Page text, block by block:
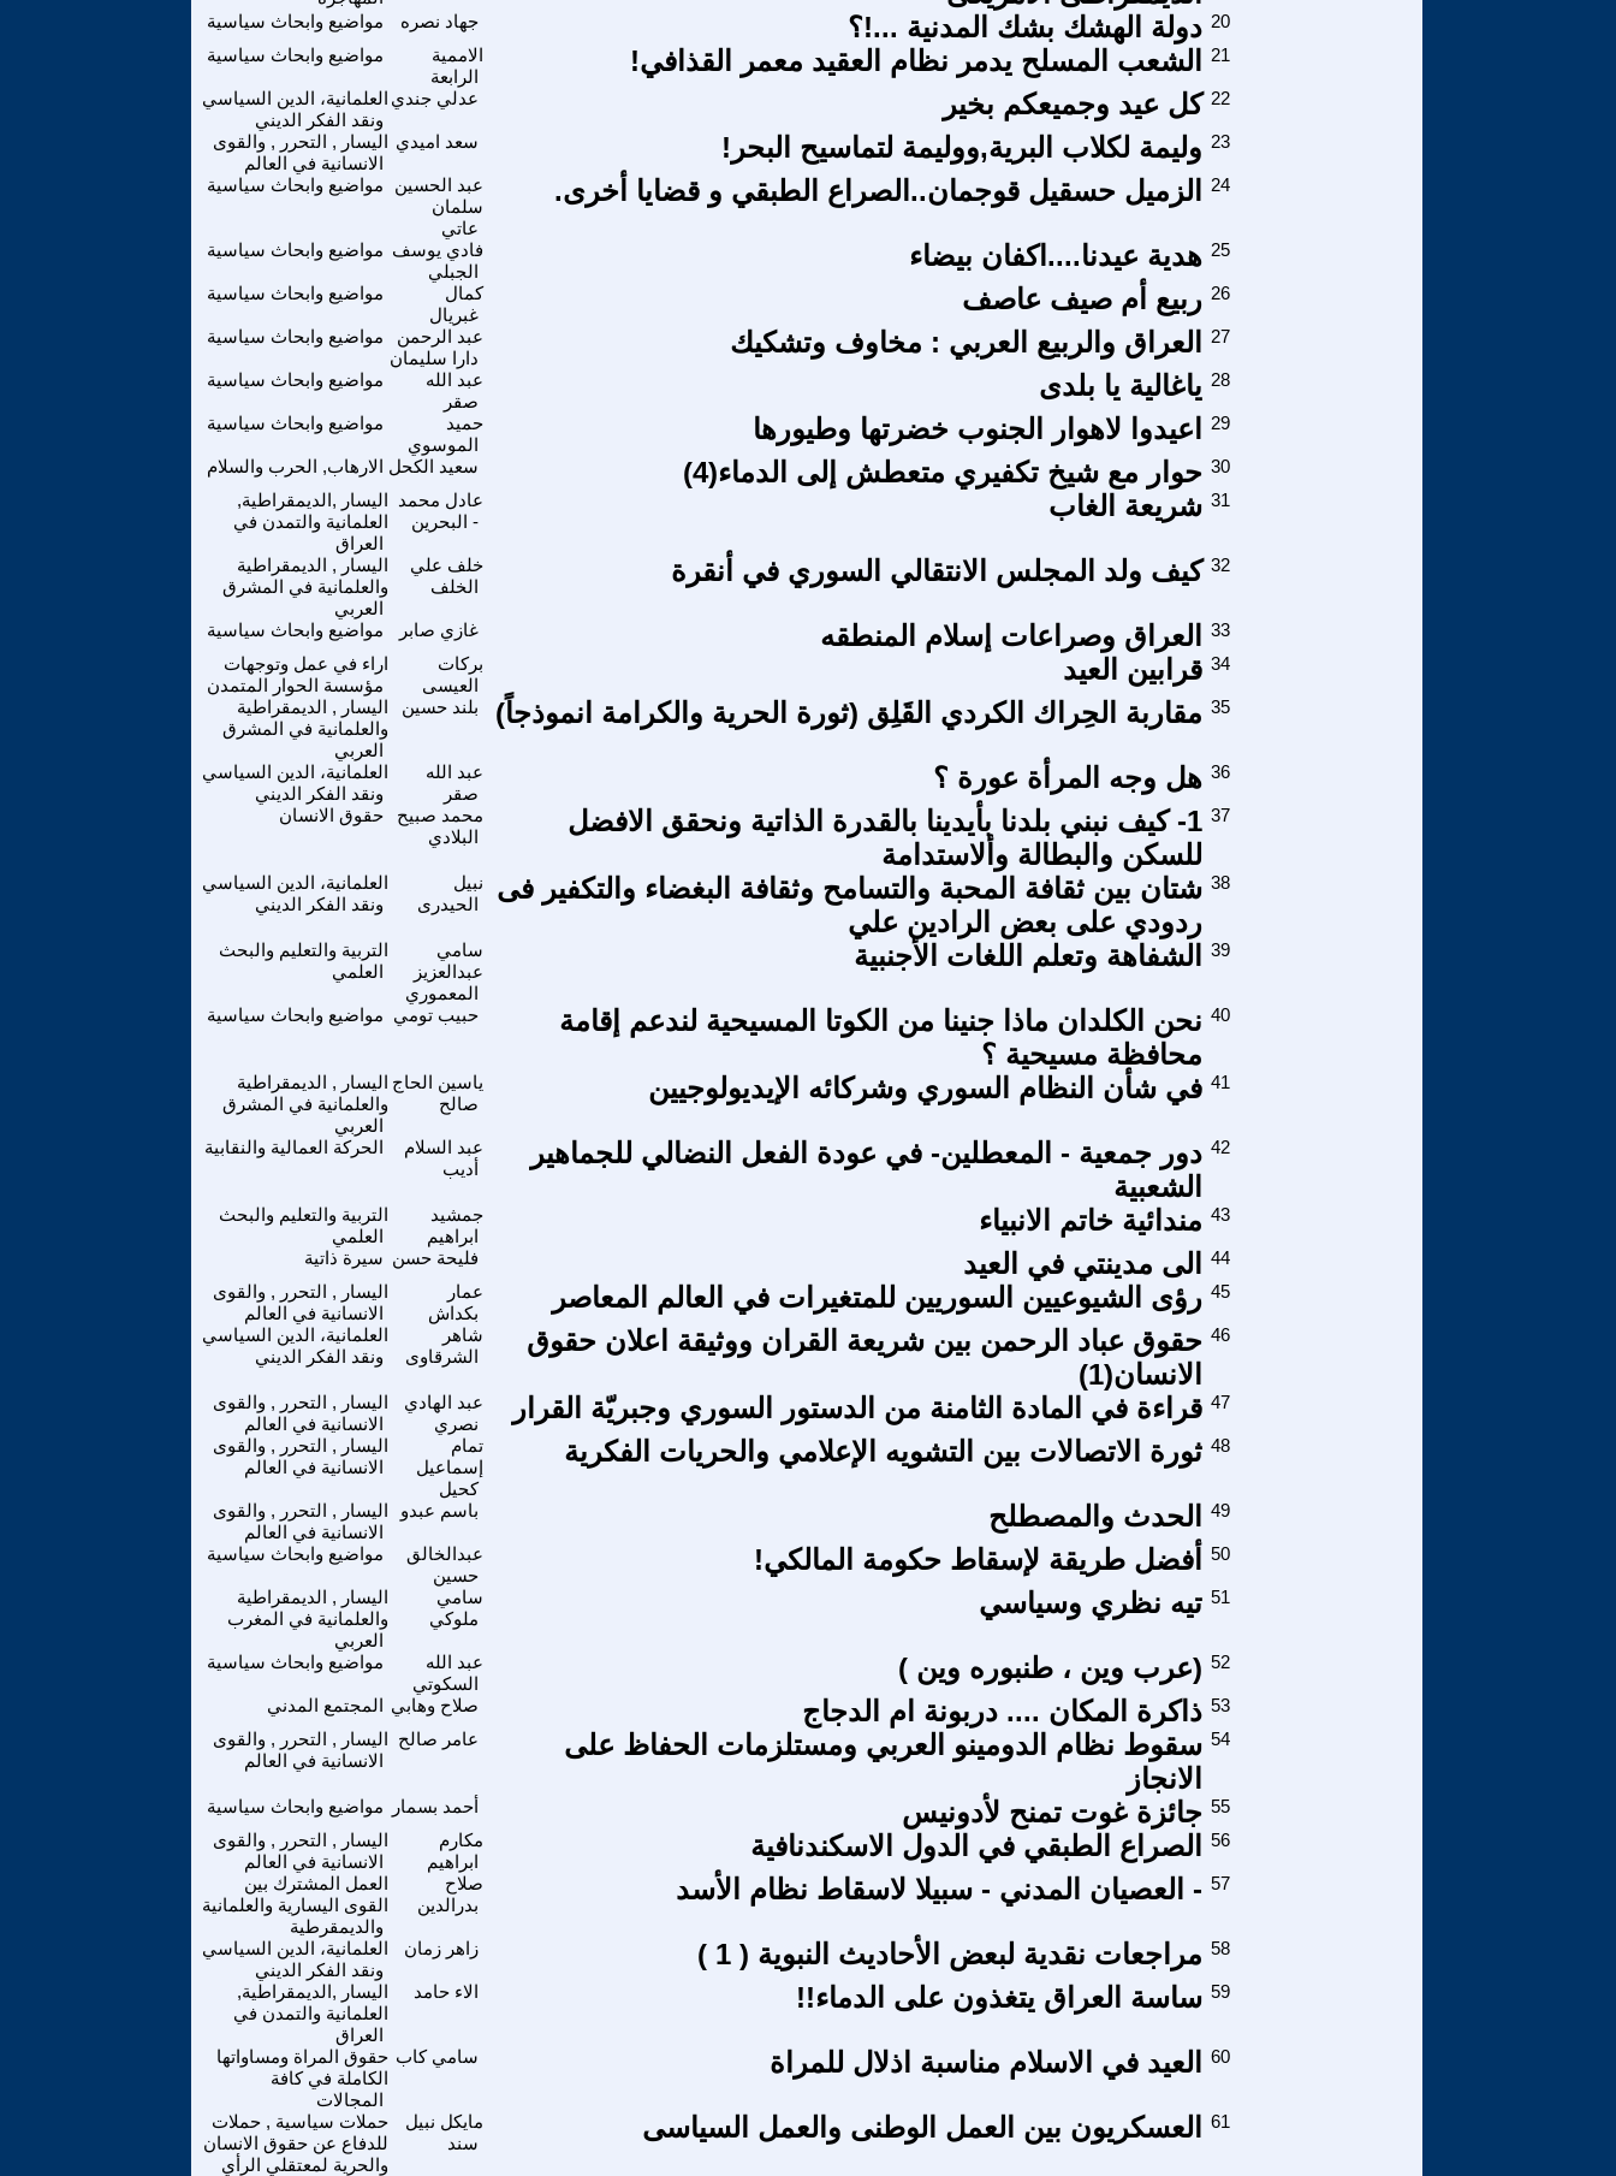
مواضيع وابحاث سياسية جهاد نصره دولة الهشك بشك المدنية ...!؟ 20
مواضيع وابحاث سياسية
الاممية
الرابعة
الشعب المسلح يدمر نظام العقيد معمر القذافي! 21
العلمانية، الدين السياسي
ونقد الفكر الديني
عدلي جندي كل عيد وجميعكم بخير 22
اليسار , التحرر , والقوى
الانسانية في العالم
سعد اميدي وليمة لكلاب البرية,ووليمة لتماسيح البحر! 23
مواضيع وابحاث سياسية
عبد الحسين
سلمان
عاتي
الزميل حسقيل قوجمان..الصراع الطبقي و قضايا أخرى. 24
مواضيع وابحاث سياسية فادي يوسف
الجبلي
هدية عيدنا....اكفان بيضاء 25
مواضيع وابحاث سياسية
كمال
غبريال
ربيع أم صيف عاصف 26
مواضيع وابحاث سياسية
عبد الرحمن
دارا سليمان
العراق والربيع العربي : مخاوف وتشكيك 27
مواضيع وابحاث سياسية
عبد الله
صقر
ياغالية يا بلدى 28
مواضيع وابحاث سياسية
حميد
الموسوي
اعيدوا لاهوار الجنوب خضرتها وطيورها 29
الارهاب, الحرب والسلام سعيد الكحل حوار مع شيخ تكفيري متعطش إلى الدماء(4) 30
اليسار ,الديمقراطية,
العلمانية والتمدن في
العراق
عادل محمد
- البحرين
شريعة الغاب 31
اليسار , الديمقراطية
والعلمانية في المشرق
العربي
خلف علي
الخلف
كيف ولد المجلس الانتقالي السوري في أنقرة 32
مواضيع وابحاث سياسية غازي صابر العراق وصراعات إسلام المنطقه
33
اراء في عمل وتوجهات
مؤسسة الحوار المتمدن
بركات
العيسى
قرابين العيد 34
اليسار , الديمقراطية
والعلمانية في المشرق
العربي
بلند حسين مقاربة الحِراك الكردي القَلِق (ثورة الحرية والكرامة انموذجاً) 35
العلمانية، الدين السياسي
ونقد الفكر الديني
عبد الله
صقر
هل وجه المرأة عورة ؟ 36
حقوق الانسان
محمد صبيح
البلادي
1- كيف نبني بلدنا بأيدينا بالقدرة الذاتية ونحقق الافضل
للسكن والبطالة وألاستدامة
37
العلمانية، الدين السياسي
ونقد الفكر الديني
نبيل
الحيدرى
شتان بين ثقافة المحبة والتسامح وثقافة البغضاء والتكفير فى
ردودي على بعض الرادين علي
38
التربية والتعليم والبحث
العلمي
سامي
عبدالعزيز
المعموري
الشفاهة وتعلم اللغات الأجنبية 39
مواضيع وابحاث سياسية حبيب تومي
نحن الكلدان ماذا جنينا من الكوتا المسيحية لندعم إقامة
محافظة مسيحية ؟
40
اليسار , الديمقراطية
والعلمانية في المشرق
العربي
ياسين الحاج
صالح
في شأن النظام السوري وشركائه الإيديولوجيين 41
الحركة العمالية والنقابية
عبد السلام
أديب
دور جمعية - المعطلين- في عودة الفعل النضالي للجماهير
الشعبية
42
التربية والتعليم والبحث
العلمي
جمشيد
ابراهيم
مندائية خاتم الانبياء 43
سيرة ذاتية فليحة حسن الى مدينتي في العيد
44
اليسار , التحرر , والقوى
الانسانية في العالم
عمار
بكداش
رؤى الشيوعيين السوريين للمتغيرات في العالم المعاصر 45
العلمانية، الدين السياسي
ونقد الفكر الديني
شاهر
الشرقاوى
حقوق عباد الرحمن بين شريعة القران ووثيقة اعلان حقوق
الانسان(1)
46
اليسار , التحرر , والقوى
الانسانية في العالم
عبد الهادي
نصري
قراءة في المادة الثامنة من الدستور السوري وجبريّة القرار 47
اليسار , التحرر , والقوى
الانسانية في العالم
تمام
إسماعيل
كحيل
ثورة الاتصالات بين التشويه الإعلامي والحريات الفكرية 48
اليسار , التحرر , والقوى
الانسانية في العالم
باسم عبدو الحدث والمصطلح 49
مواضيع وابحاث سياسية
عبدالخالق
حسين
أفضل طريقة لإسقاط حكومة المالكي! 50
اليسار , الديمقراطية
والعلمانية في المغرب
العربي
سامي
ملوكي
تيه نظري وسياسي 51
مواضيع وابحاث سياسية
عبد الله
السكوتي
(عرب وين ، طنبوره وين ) 52
المجتمع المدني صلاح وهابي ذاكرة المكان .... دربونة ام الدجاج 53
اليسار , التحرر , والقوى
الانسانية في العالم
عامر صالح
سقوط نظام الدومينو العربي ومستلزمات الحفاظ على
الانجاز
54
مواضيع وابحاث سياسية أحمد بسمار جائزة غوت تمنح لأدونيس 55
اليسار , التحرر , والقوى
الانسانية في العالم
مكارم
ابراهيم
الصراع الطبقي في الدول الاسكندنافية 56
العمل المشترك بين
القوى اليسارية والعلمانية
والديمقرطية
صلاح
بدرالدين
- العصيان المدني - سبيلا لاسقاط نظام الأسد 57
العلمانية، الدين السياسي
ونقد الفكر الديني
زاهر زمان مراجعات نقدية لبعض الأحاديث النبوية ( 1 ) 58
اليسار ,الديمقراطية,
العلمانية والتمدن في
العراق
الاء حامد ساسة العراق يتغذون على الدماء!! 59
حقوق المراة ومساواتها
الكاملة في كافة
المجالات
سامي كاب العيد في الاسلام مناسبة اذلال للمراة 60
حملات سياسية , حملات
للدفاع عن حقوق الانسان
والحرية لمعتقلي الرأي
مايكل نبيل
سند
العسكريون بين العمل الوطنى والعمل السياسى 61